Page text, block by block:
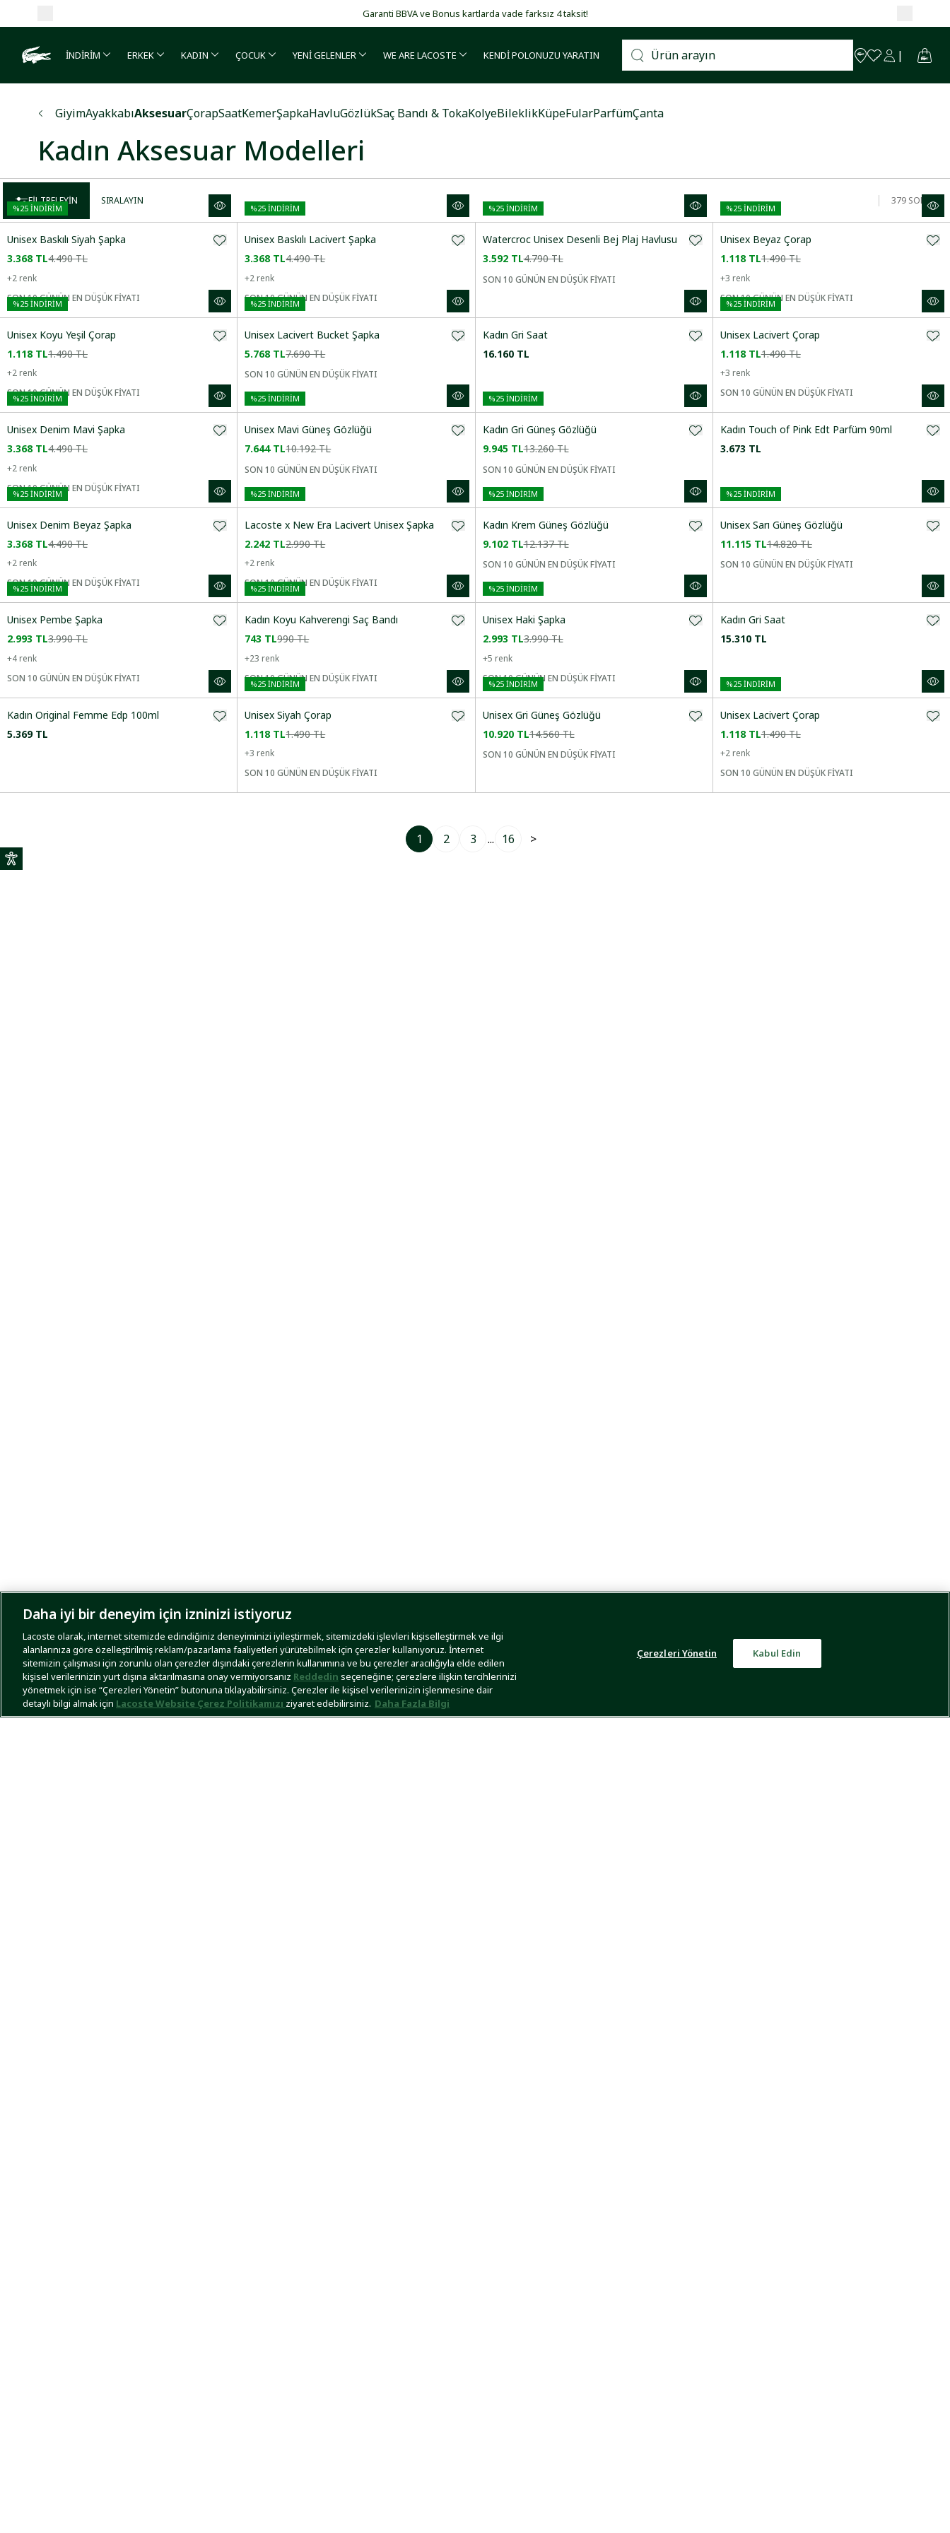
Garanti BBVA ve Bonus kartlarda vade farksız 4 taksit!
İNDİRİM ERKEK KADIN ÇOCUK YENİ GELENLER WE ARE LACOSTE KENDİ POLONUZU YARATIN
GiyimAyakkabıAksesuarÇorapSaatKemerŞapkaHavluGözlükSaç Bandı & TokaKolyeBileklikKüpeFularParfümÇanta
Kadın Aksesuar Modelleri
FILTRELEYIN SIRALAYIN 379 SONUÇ
Önerilenler
Artan Fiyat
Azalan Fiyat
Yeni Gelenler
CINSIYET
KATEGORI
BEDEN
RENK
FIT
DESEN
%25 İNDİRİM
Unisex Baskılı Siyah Şapka
3.368 TL4.490 TL
+2 renk
SON 10 GÜNÜN EN DÜŞÜK FİYATI
%25 İNDİRİM
Unisex Baskılı Lacivert Şapka
3.368 TL4.490 TL
+2 renk
SON 10 GÜNÜN EN DÜŞÜK FİYATI
%25İNDİRİM
Watercroc Unisex Desenli Bej Plaj Havlusu
3.592 TL4.790 TL
SON 10 GÜNÜN EN DÜŞÜK FİYATI
%25İNDİRİM
Unisex Beyaz Çorap
1.118 TL1.490 TL
+3 renk
SON 10 GÜNÜN EN DÜŞÜK FİYATI
%25 İNDİRİM
Unisex Koyu Yeşil Çorap
1.118 TL1.490 TL
+2 renk
SON 10 GÜNÜN EN DÜŞÜK FİYATI
%25 İNDİRİM
Unisex Lacivert Bucket Şapka
5.768 TL7.690 TL
SON 10 GÜNÜN EN DÜŞÜK FİYATI
Kadın Gri Saat
16.160 TL
%25İNDİRİM
Unisex Lacivert Çorap
1.118 TL1.490 TL
+3 renk
SON 10 GÜNÜN EN DÜŞÜK FİYATI
%25 İNDİRİM
Unisex Denim Mavi Şapka
3.368 TL4.490 TL
+2 renk
SON 10 GÜNÜN EN DÜŞÜK FİYATI
%25 İNDİRİM
Unisex Mavi Güneş Gözlüğü
7.644 TL10.192 TL
SON 10 GÜNÜN EN DÜŞÜK FİYATI
%25İNDİRİM
Kadın Gri Güneş Gözlüğü
9.945 TL13.260 TL
SON 10 GÜNÜN EN DÜŞÜK FİYATI
Kadın Touch of Pink Edt Parfüm 90ml
3.673 TL
%25 İNDİRİM
Unisex Denim Beyaz Şapka
3.368 TL4.490 TL
+2 renk
SON 10 GÜNÜN EN DÜŞÜK FİYATI
%25 İNDİRİM
Lacoste x New Era Lacivert Unisex Şapka
2.242 TL2.990 TL
+2 renk
SON 10 GÜNÜN EN DÜŞÜK FİYATI
%25İNDİRİM
Kadın Krem Güneş Gözlüğü
9.102 TL12.137 TL
SON 10 GÜNÜN EN DÜŞÜK FİYATI
%25İNDİRİM
Unisex Sarı Güneş Gözlüğü
11.115 TL14.820 TL
SON 10 GÜNÜN EN DÜŞÜK FİYATI
%25 İNDİRİM
Unisex Pembe Şapka
2.993 TL3.990 TL
+4 renk
SON 10 GÜNÜN EN DÜŞÜK FİYATI
%25 İNDİRİM
Kadın Koyu Kahverengi Saç Bandı
743 TL990 TL
+23 renk
SON 10 GÜNÜN EN DÜŞÜK FİYATI
%25İNDİRİM
Unisex Haki Şapka
2.993 TL3.990 TL
+5 renk
SON 10 GÜNÜN EN DÜŞÜK FİYATI
Kadın Gri Saat
15.310 TL
Kadın Original Femme Edp 100ml
5.369 TL
%25 İNDİRİM
Unisex Siyah Çorap
1.118 TL1.490 TL
+3 renk
SON 10 GÜNÜN EN DÜŞÜK FİYATI
%25İNDİRİM
Unisex Gri Güneş Gözlüğü
10.920 TL14.560 TL
SON 10 GÜNÜN EN DÜŞÜK FİYATI
%25İNDİRİM
Unisex Lacivert Çorap
1.118 TL1.490 TL
+2 renk
SON 10 GÜNÜN EN DÜŞÜK FİYATI
1 2 3 ... 16 >
Daha iyi bir deneyim için izninizi istiyoruz
Lacoste olarak, internet sitemizde edindiğiniz deneyiminizi iyileştirmek, sitemizdeki işlevleri kişiselleştirmek ve ilgi
alanlarınıza göre özelleştirilmiş reklam/pazarlama faaliyetleri yürütebilmek için çerezler kullanıyoruz. İnternet
sitemizin çalışması için zorunlu olan çerezler dışındaki çerezlerin kullanımına ve bu çerezler aracılığıyla elde edilen
kişisel verilerinizin yurt dışına aktarılmasına onay vermiyorsanız Reddedin seçeneğine; çerezlere ilişkin tercihlerinizi
yönetmek için ise “Çerezleri Yönetin” butonuna tıklayabilirsiniz. Çerezler ile kişisel verilerinizin işlenmesine dair
detaylı bilgi almak için Lacoste Website Çerez Politikamızı ziyaret edebilirsiniz. Daha Fazla Bilgi
Çerezleri Yönetin Kabul Edin